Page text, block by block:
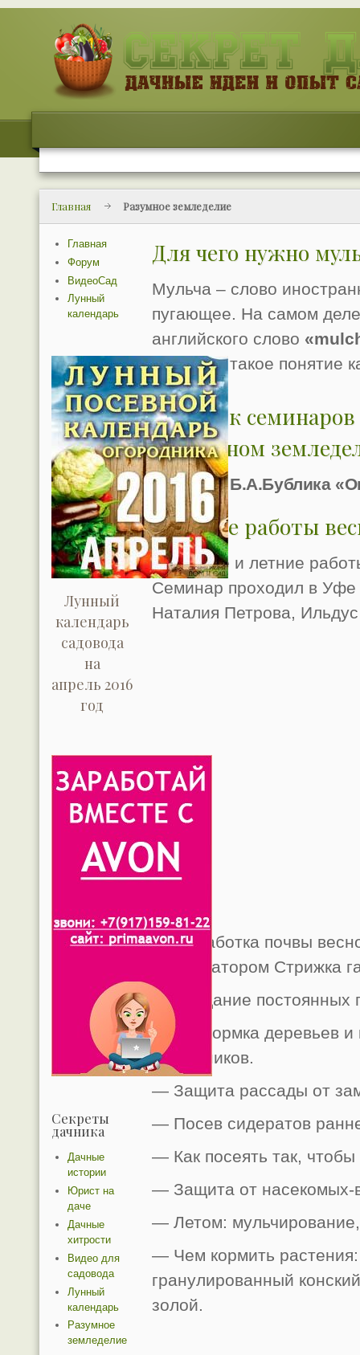
Главная Разумное земледелие
Для чего нужно
Мульча – слово
пугающее. На самом
английского слово
отсюда и такое понятие
Сборник
природном
Семинар Б.А.Бублика
Садовые работы
Весенние и летние
Семинар проходил в
Наталия Петрова,
— Обработка почвы
культиватором Стрижка
— Создание постоянных
— Подкормка деревьев и
кустарников.
— Защита рассады от
— Посев сидератов
— Как посеять так,
— Защита от насекомых-
— Летом:
— Чем кормить растения:
гранулированный
золой.
Главная
Форум
ВидеоСад
Лунный
календарь
Лунный
календарь
садовода
на
апрель 2016
год
Секреты
дачника
Дачные
истории
Юрист на
даче
Дачные
хитрости
Видео для
садовода
Лунный
календарь
Разумное
земледелие